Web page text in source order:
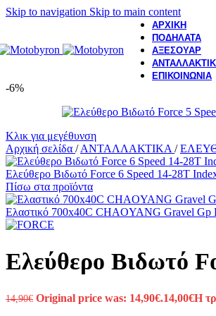
Skip to navigation Skip to main content
ΑΡΧΙΚΗ
ΠΟΔΗΛΑΤΑ
ΑΞΕΣΟΥΑΡ
ΕΠΙΚΟΙΝΩΝΙΑ
-6%
Κλικ για μεγέθυνση
Αρχική σελίδα / ΑΝΤΑΛΛΑΚΤΙΚΑ /
Ελεύθερο Βιδωτό Force 6 Speed 14-28T
Πίσω στα προϊόντα
Ελαστικό 700x40C CHAOYANG Gravel Gp
Ελεύθερο Βιδωτό
14,90€ Original price was: 14,90€.14,00€Η